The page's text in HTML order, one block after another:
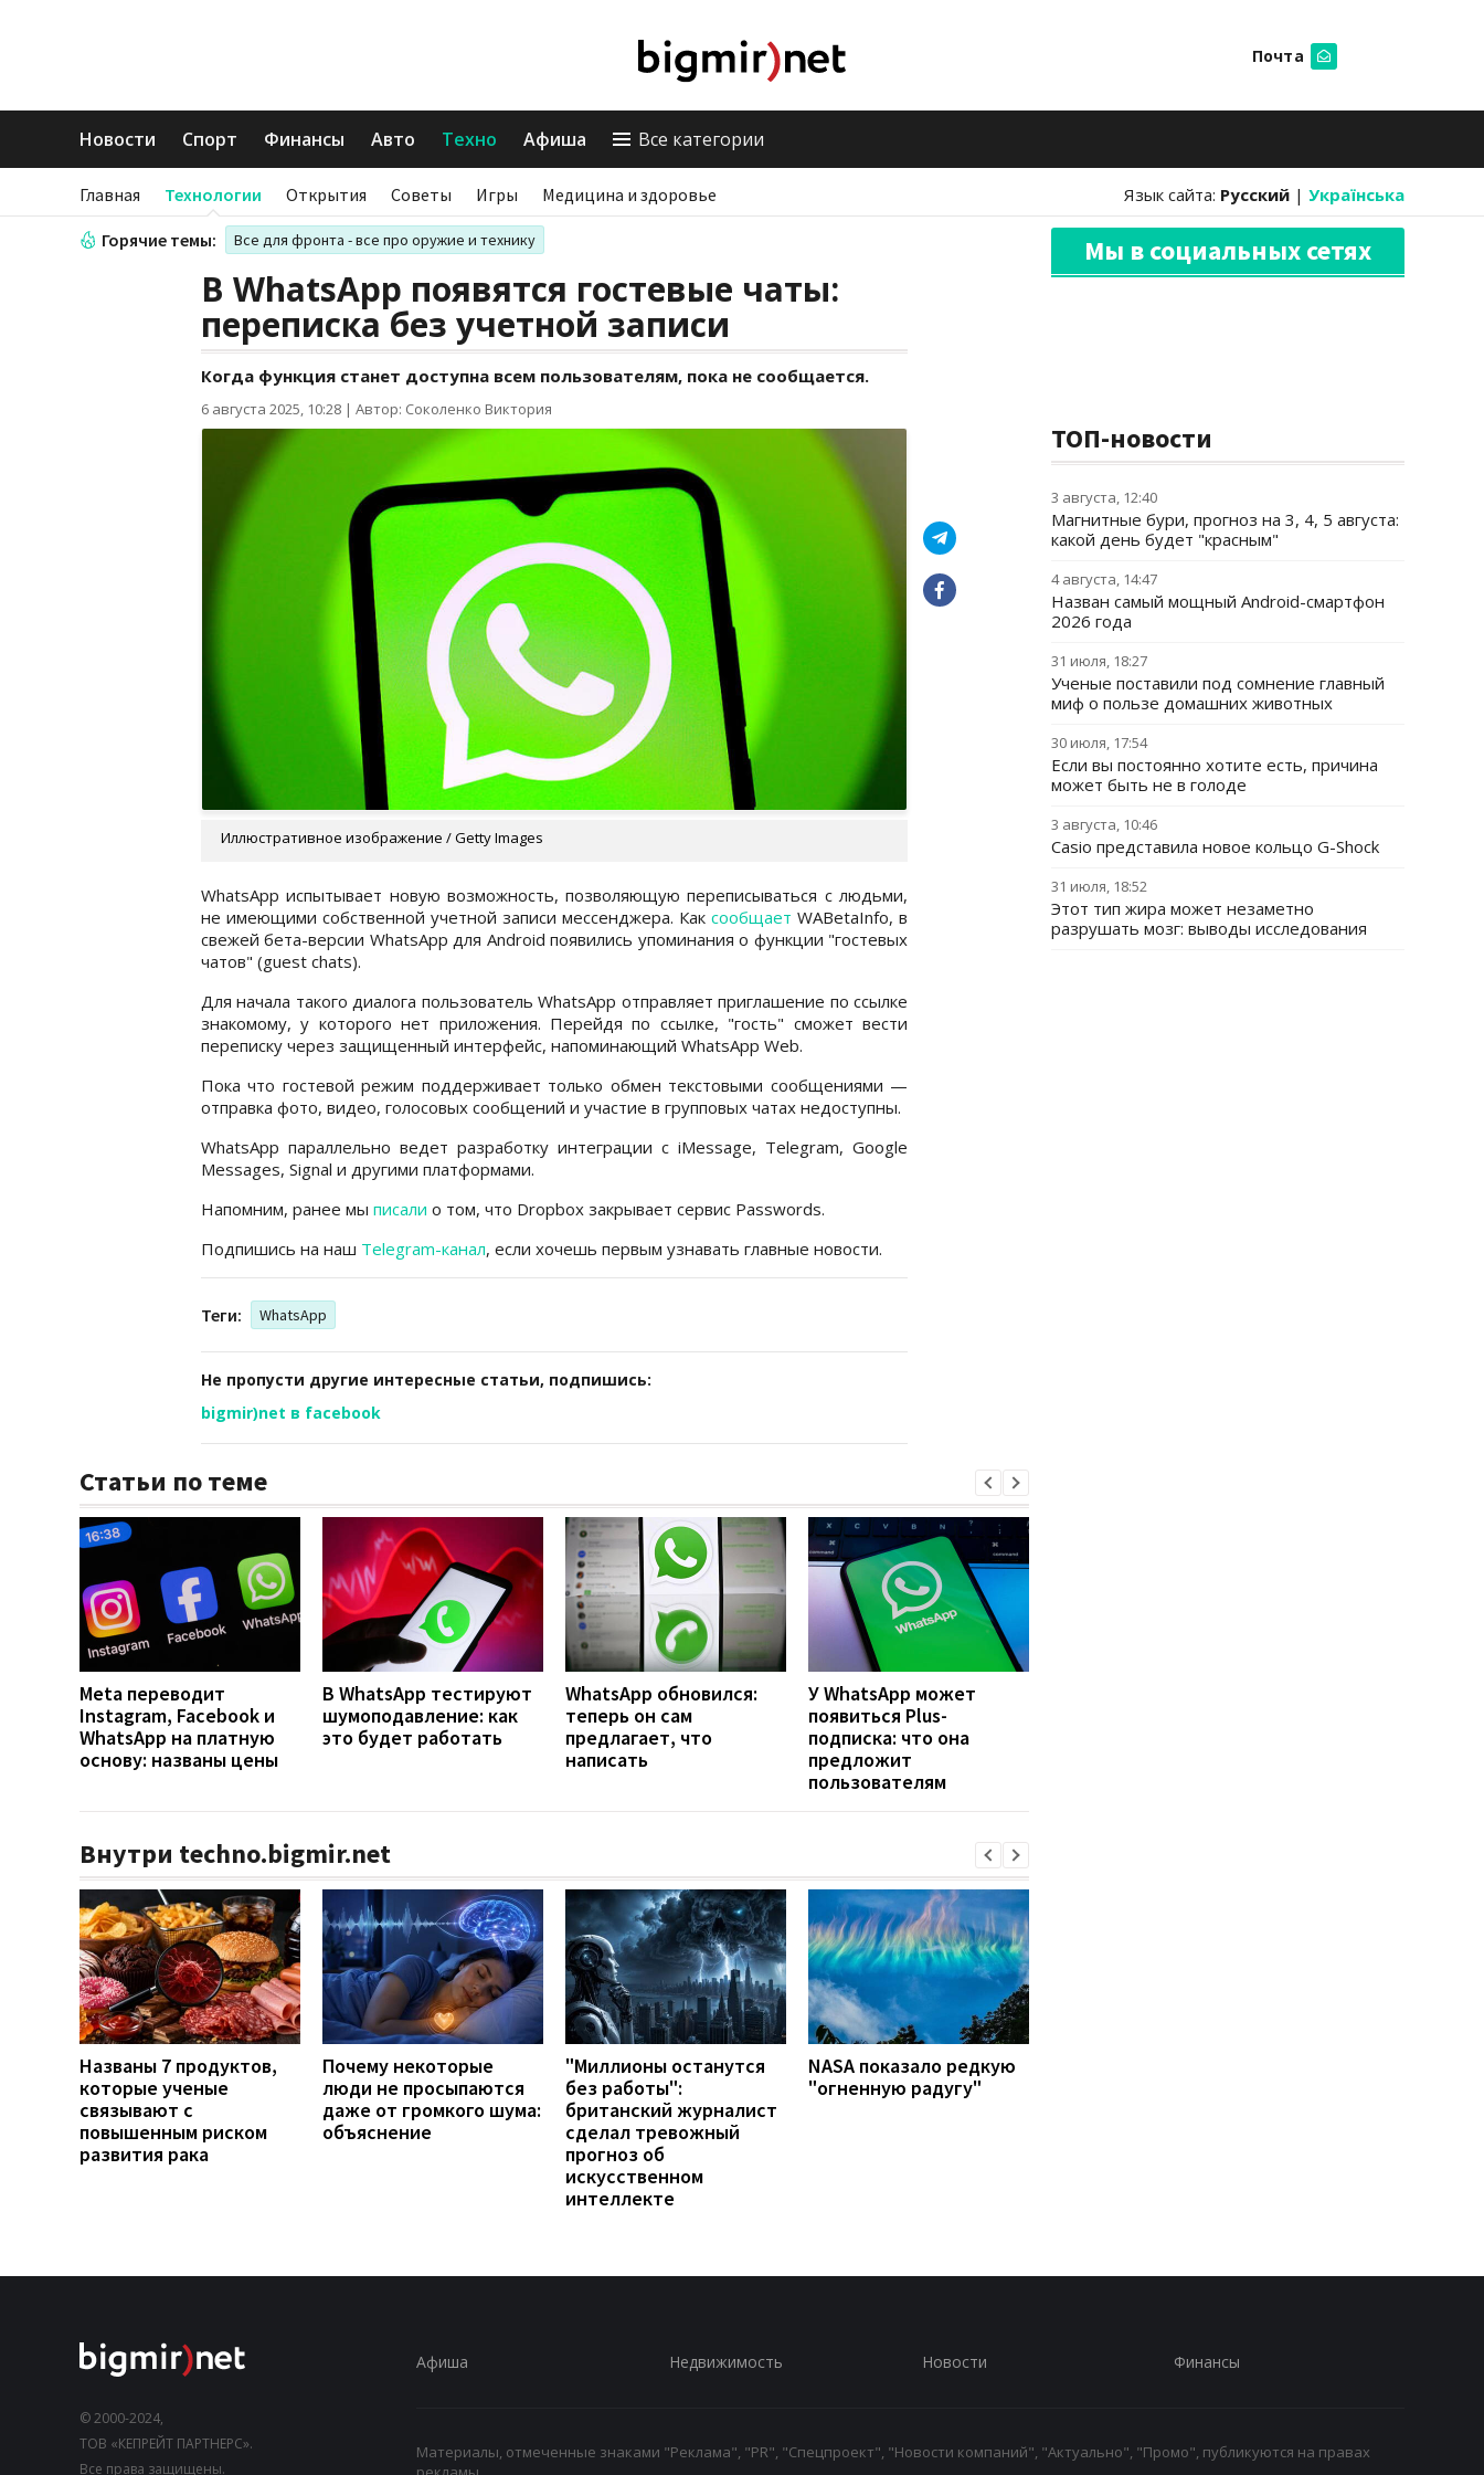
Почта
Новости Спорт Финансы Авто Техно Афиша Все категории
Главная Технологии Открытия Советы Игры Медицина и здоровье Язык сайта: Русский | Українська
Горячие темы: Все для фронта - все про оружие и технику
В WhatsApp появятся гостевые чаты:
переписка без учетной записи
Когда функция станет доступна всем пользователям, пока не сообщается.
6 августа 2025, 10:28 | Автор: Соколенко Виктория
Иллюстративное изображение / Getty Images
WhatsApp испытывает новую возможность, позволяющую переписываться с людьми,
не имеющими собственной учетной записи мессенджера. Как сообщает WABetaInfo, в
свежей бета-версии WhatsApp для Android появились упоминания о функции "гостевых
чатов" (guest chats).
Для начала такого диалога пользователь WhatsApp отправляет приглашение по ссылке
знакомому, у которого нет приложения. Перейдя по ссылке, "гость" сможет вести
переписку через защищенный интерфейс, напоминающий WhatsApp Web.
Пока что гостевой режим поддерживает только обмен текстовыми сообщениями —
отправка фото, видео, голосовых сообщений и участие в групповых чатах недоступны.
WhatsApp параллельно ведет разработку интеграции с iMessage, Telegram, Google
Messages, Signal и другими платформами.
Напомним, ранее мы писали о том, что Dropbox закрывает сервис Passwords.
Подпишись на наш Telegram-канал, если хочешь первым узнавать главные новости.
Теги: WhatsApp
Не пропусти другие интересные статьи, подпишись:
bigmir)net в facebook
Статьи по теме
Meta переводит
Instagram, Facebook и
WhatsApp на платную
основу: названы цены
В WhatsApp тестируют
шумоподавление: как
это будет работать
WhatsApp обновился:
теперь он сам
предлагает, что
написать
У WhatsApp может
появиться Plus-
подписка: что она
предложит
пользователям
Внутри techno.bigmir.net
Названы 7 продуктов,
которые ученые
связывают с
повышенным риском
развития рака
Почему некоторые
люди не просыпаются
даже от громкого шума:
объяснение
"Миллионы останутся
без работы":
британский журналист
сделал тревожный
прогноз об
искусственном
интеллекте
NASA показало редкую
"огненную радугу"
Мы в социальных сетях
ТОП-новости
3 августа, 12:40
Магнитные бури, прогноз на 3, 4, 5 августа:
какой день будет "красным"
4 августа, 14:47
Назван самый мощный Android-смартфон
2026 года
31 июля, 18:27
Ученые поставили под сомнение главный
миф о пользе домашних животных
30 июля, 17:54
Если вы постоянно хотите есть, причина
может быть не в голоде
3 августа, 10:46
Casio представила новое кольцо G-Shock
31 июля, 18:52
Этот тип жира может незаметно
разрушать мозг: выводы исследования
© 2000-2024,
ТОВ «КЕПРЕЙТ ПАРТНЕРС».
Все права защищены.
Афиша Недвижимость Новости Финансы
Материалы, отмеченные знаками "Реклама", "PR", "Спецпроект", "Новости компаний", "Актуально", "Промо", публикуются на правах